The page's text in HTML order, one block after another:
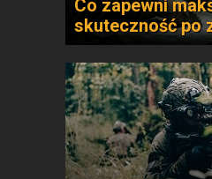
Co zapewni
skuteczność po